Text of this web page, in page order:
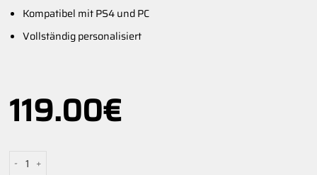
Kompatibel mit PS4 und PC
Vollständig personalisiert
119.00€
Aim Diamond PS4 Menge